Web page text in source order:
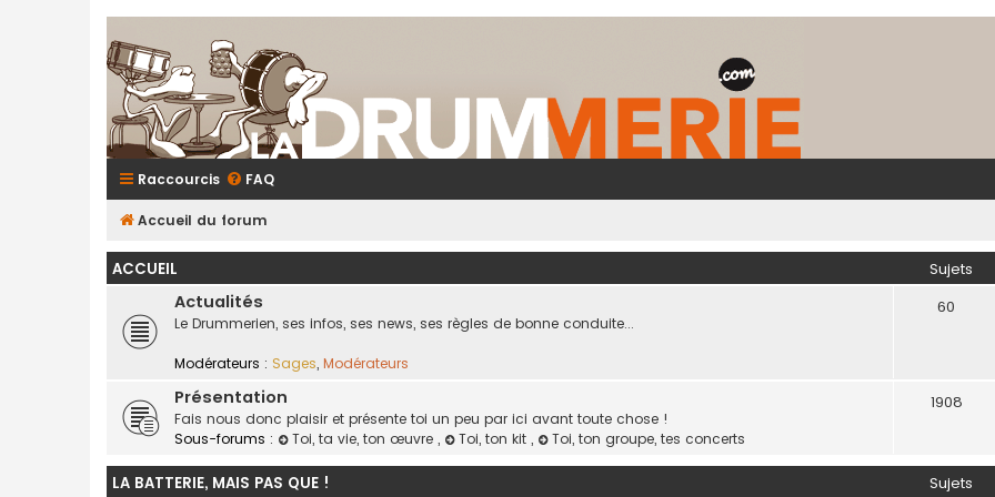
Raccourcis FAQ
Accueil du forum
ACCUEIL Sujets
Actualités
Le Drummerien, ses infos, ses news, ses règles de bonne conduite...
Modérateurs : Sages, Modérateurs
60
Présentation
Fais nous donc plaisir et présente toi un peu par ici avant toute chose !
Sous-forums :
Toi, ta vie, ton œuvre , Toi, ton kit , Toi, ton groupe, tes concerts
1908
LA BATTERIE, MAIS PAS QUE ! Sujets